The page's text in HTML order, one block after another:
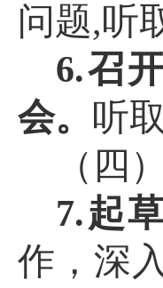
问题,听
6.召
会。 听
（四
7.起
作， 深